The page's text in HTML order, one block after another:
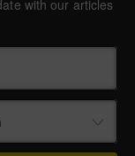
with our articles